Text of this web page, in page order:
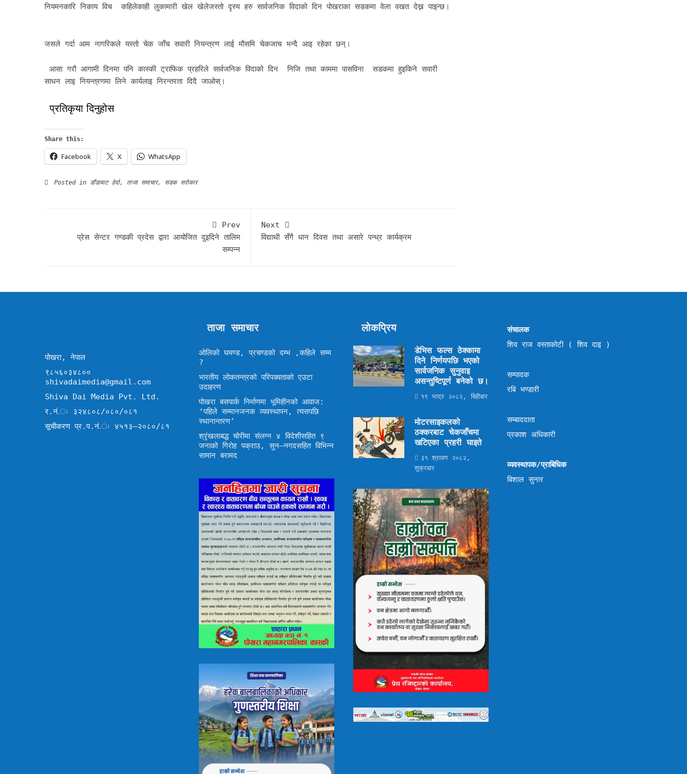
नियमनकारि निकाय विच कहिलेकाही लुकामारी खेल खेलेजस्तो दृस्य हरु सार्वजनिक विदाको दिन पोखराका सडकमा वेला वखत देख्न पाइन्छ।
जसले गर्दा आम नागरिकले यस्तो चेक जाँच सवारी नियन्त्रण लाई मौसमि चेकजाच भन्दै आइ रहेका छन्।
आसा गरौ आगामी दिनमा पनि कास्की ट्राफिक प्रहरिले सार्वजनिक विदाको दिन निजि तथा काममा पासविना सडकमा हुइकिने सवारी
साधन लाइ नियन्त्रणमा लिने कार्यलाइ निरन्तरता दिदै जाओस्।
प्रतिकृया दिनुहोस
Share this:
Facebook X WhatsApp
Posted in डाँडाबाट हेर्दा, ताजा समाचार, सडक सरोकार
Prev
प्रेस सेन्टर गण्डकी प्रदेस द्वारा आयोजित दुइदिने तालिम
सम्पन्न
Next
विद्याथी सँगै धान दिवस तथा असारे पन्ध्र कार्यक्रम
पोखरा, नेपाल
९८५६०३४८००
shivadaimedia@gmail.com
Shiva Dai Media Pvt. Ltd.
र.नं.ः ३२४८०८/०८०/०८१
सूचीकरण प्र.प.नं.ः ४५१३–२०८०/८१
ताजा समाचार
ओलिको घमण्ड, प्रचण्डको दम्भ ,कहिले सम्म
?
भारतीय लोकतन्त्रको परिपक्वताको एउटा
उदाहरण
पोखरा बसपार्क निर्माणमा भूमिहीनको आवाज:
‘पहिले सम्मानजनक व्यवस्थापन, त्यसपछि
स्थानान्तरण’
श्रृंखलाबद्ध चोरीमा संलग्न ४ विदेशीसहित ९
जनाको गिरोह पक्राउ, सुन–नगदसहित विभिन्न
सामान बरामद
लोकप्रिय
डेभिस फल्स ठेक्कामा
दिने निर्णयपछि भएको
सार्वजनिक सुनुवाइ
असन्तुष्टिपूर्ण बनेको छ।
१९ भाद्र २०८२, बिहीबार
मोटरसाइकलको
ठक्करबाट चेकजाँचमा
खटिएका प्रहरी घाइते
३१ श्रावण २०८२,
शुक्रबार
संचालक
शिव राज वस्ताकोटी ( शिव दाइ )
सम्पादक
रबि भण्डारी
सम्बाददाता
प्रकाश अधिकारी
व्यवस्थापक/प्राबिधिक
बिशाल सुनार